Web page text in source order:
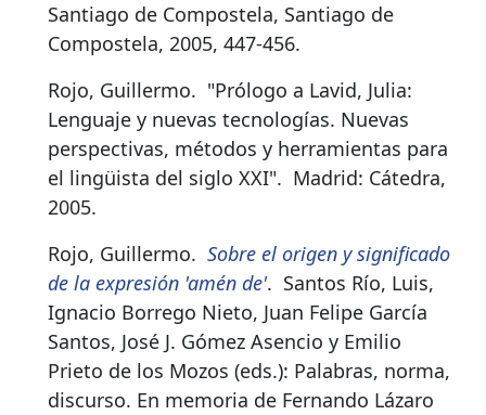
Santiago de Compostela, Santiago de
Compostela, 2005, 447-456.
Rojo, Guillermo. "Prólogo a Lavid, Julia:
Lenguaje y nuevas tecnologías. Nuevas
perspectivas, métodos y herramientas para
el lingüista del siglo XXI". Madrid: Cátedra,
2005.
Rojo, Guillermo. Sobre el origen y significado
de la expresión 'amén de'. Santos Río, Luis,
Ignacio Borrego Nieto, Juan Felipe García
Santos, José J. Gómez Asencio y Emilio
Prieto de los Mozos (eds.): Palabras, norma,
discurso. En memoria de Fernando Lázaro